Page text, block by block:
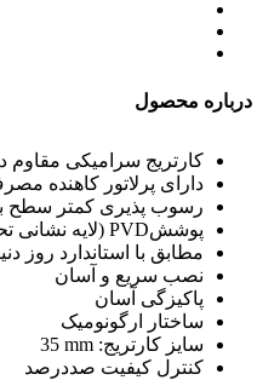
درباره محصول
کارتریج سرامیکی مقاوم
دارای پرلاتور کاهنده
رسوب پذیری کمتر سطح
پوششPVD (لایه نشانی
مطابق با استاندارد روز
نصب سریع و آسان
پاکیزگی آسان
ساختار ارگونومیک
سایز کارتریج: mm
کنترل کیفیت صددرصد